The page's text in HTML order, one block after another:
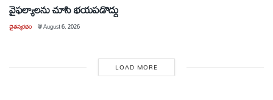
వైఫల్యాలను చూసి భయపడొద్దు
చైతన్యరధం @August 6, 2026
LOAD MORE